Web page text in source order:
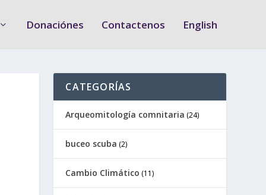
Donaciónes Contactenos English
CATEGORÍAS
Arqueomitología comnitaria (24)
buceo scuba (2)
Cambio Climático (11)